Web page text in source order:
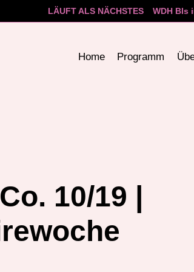
LÄUFT ALS NÄCHSTES WDH BIs
Home Programm
10/19 |